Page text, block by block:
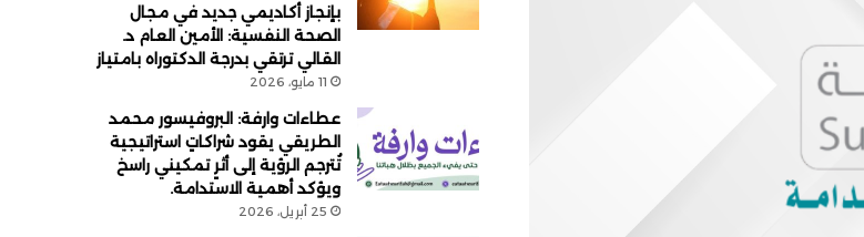
بإنجاز أكاديمي جديد في مجال
الصحة النفسية: الأمين العام د.
القالي ترتقي بدرجة الدكتوراه بامتياز
11 مايو، 2026
عطاءات وارفة: البروفيسور محمد
الطريقي يقود شراكاتٍ استراتيجية
تُترجم الرؤية إلى أثرٍ تمكيني راسخ
ويؤكد أهمية الاستدامة.
25 أبريل، 2026